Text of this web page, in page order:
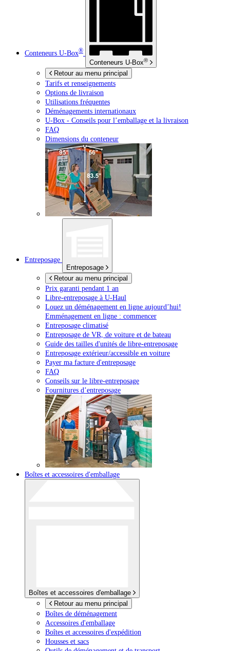
Conteneurs U-Box®
Conteneurs U-Box®
Retour au menu principal
Tarifs et renseignements
Options de livraison
Utilisations fréquentes
Déménagements internationaux
U-Box - Conseils pour l’emballage et la livraison
FAQ
Dimensions du conteneur
Entreposage
Entreposage
Retour au menu principal
Prix garanti pendant 1 an
Libre-entreposage à U-Haul
Louez un déménagement en ligne aujourd’hui!
Emménagement en ligne : commencer
Entreposage climatisé
Entreposage de VR, de voiture et de bateau
Guide des tailles d'unités de libre-entreposage
Entreposage extérieur/accessible en voiture
Payer ma facture d'entreposage
FAQ
Conseils sur le libre-entreposage
Fournitures d’entreposage
Boîtes et accessoires d'emballage
Boîtes et accessoires d'emballage
Retour au menu principal
Boîtes de déménagement
Accessoires d'emballage
Boîtes et accessoires d'expédition
Housses et sacs